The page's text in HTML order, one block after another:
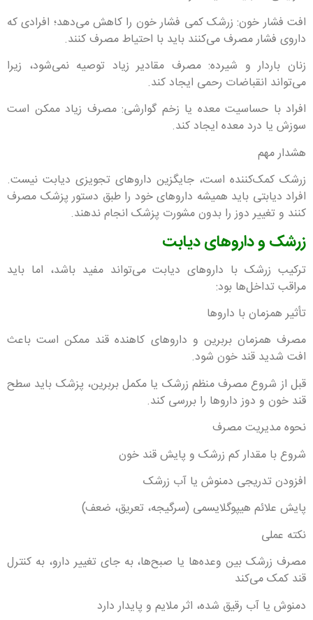
افت فشار خون: زرشک کمی فشار خون را کاهش می‌دهد؛ افرادی که
داروی فشار مصرف می‌کنند باید با احتیاط مصرف کنند.
زنان باردار و شیرده: مصرف مقادیر زیاد توصیه نمی‌شود، زیرا
می‌تواند انقباضات رحمی ایجاد کند.
افراد با حساسیت معده یا زخم گوارشی: مصرف زیاد ممکن است
سوزش یا درد معده ایجاد کند.
هشدار مهم
زرشک کمک‌کننده است، جایگزین داروهای تجویزی دیابت نیست.
افراد دیابتی باید همیشه داروهای خود را طبق دستور پزشک مصرف
کنند و تغییر دوز را بدون مشورت پزشک انجام ندهند.
زرشک و داروهای دیابت
ترکیب زرشک با داروهای دیابت می‌تواند مفید باشد، اما باید
مراقب تداخل‌ها بود:
تأثیر همزمان با داروها
مصرف همزمان بربرین و داروهای کاهنده قند ممکن است باعث
افت شدید قند خون شود.
قبل از شروع مصرف منظم زرشک یا مکمل بربرین، پزشک باید سطح
قند خون و دوز داروها را بررسی کند.
نحوه مدیریت مصرف
شروع با مقدار کم زرشک و پایش قند خون
افزودن تدریجی دمنوش یا آب زرشک
پایش علائم هیپوگلایسمی (سرگیجه، تعریق، ضعف)
نکته عملی
مصرف زرشک بین وعده‌ها یا صبح‌ها، به جای تغییر دارو، به کنترل
قند کمک می‌کند
دمنوش یا آب رقیق شده، اثر ملایم و پایدار دارد